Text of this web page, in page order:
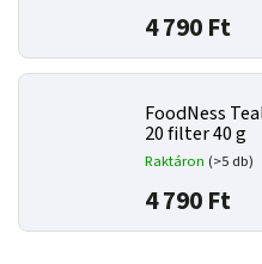
4 790 Ft
FoodNess
20 filter 40 g
Raktáron (>5 db)
4 790 Ft